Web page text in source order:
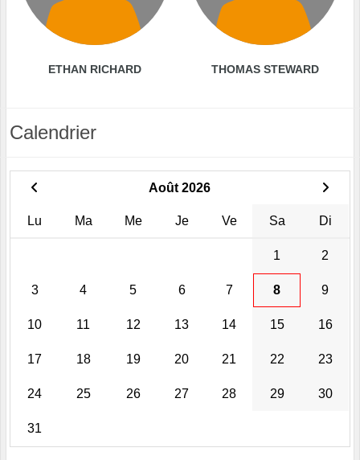
ETHAN RICHARD THOMAS STEWARD
Calendrier
Août 2026
Lu Ma Me Je Ve Sa Di
1 2
3 4 5 6 7 8 9
10 11 12 13 14 15 16
17 18 19 20 21 22 23
24 25 26 27 28 29 30
31